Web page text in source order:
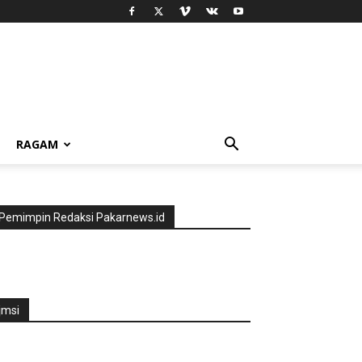
RAGAM
Pemimpin Redaksi Pakarnews.id